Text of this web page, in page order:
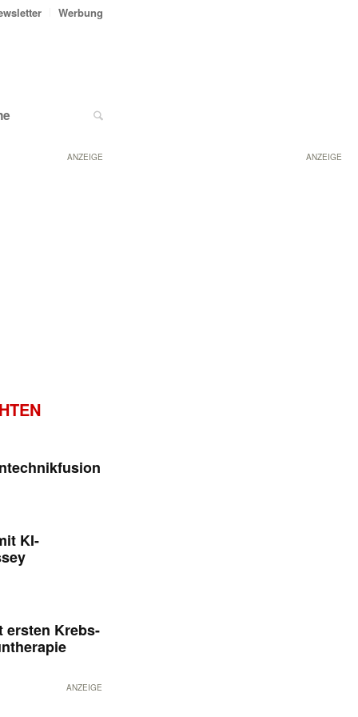
ANZEIGE
Werbung
ANZEIGE
KI-
ersten Krebs-
ANZEIGE